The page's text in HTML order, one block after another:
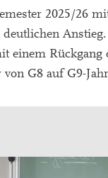
2025/26
einem
G8 auf G9-